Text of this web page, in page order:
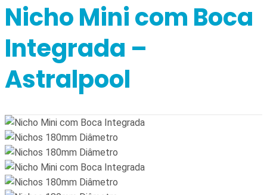
Nicho Mini com Boca
Integrada –
Astralpool